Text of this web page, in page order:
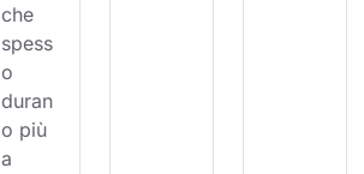
che
spess
o
duran
o più
a